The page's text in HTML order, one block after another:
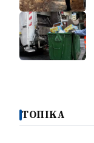
ΤΟΠΙΚΑ